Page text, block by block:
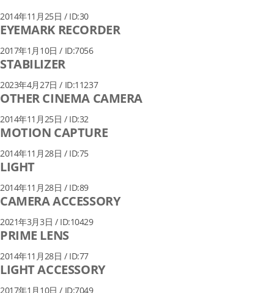
2014年11月25日 / ID:30
EYEMARK RECORDER
2017年1月10日 / ID:7056
STABILIZER
2023年4月27日 / ID:11237
OTHER CINEMA CAMERA
2014年11月25日 / ID:32
MOTION CAPTURE
2014年11月28日 / ID:75
LIGHT
2014年11月28日 / ID:89
CAMERA ACCESSORY
2021年3月3日 / ID:10429
PRIME LENS
2014年11月28日 / ID:77
LIGHT ACCESSORY
2017年1月10日 / ID:7049